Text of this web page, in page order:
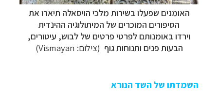
האומנים שפעלו בשירות מלכי הויסאלה תיארו את
הסיפורים המוכרים של המיתולוגיה ההינדית
וירדו באומנותם לפרטי פרטים של לבוש, עיטורים,
הבעות פנים ותנוחות גוף (צילום: Vismayan
)
השמדתו של השד הנורא